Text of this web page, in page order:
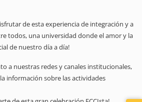
de esta experiencia de integración y a
todos, una universidad donde el amor y la
de nuestro día a día!
a nuestras redes y canales institucionales,
información sobre las actividades